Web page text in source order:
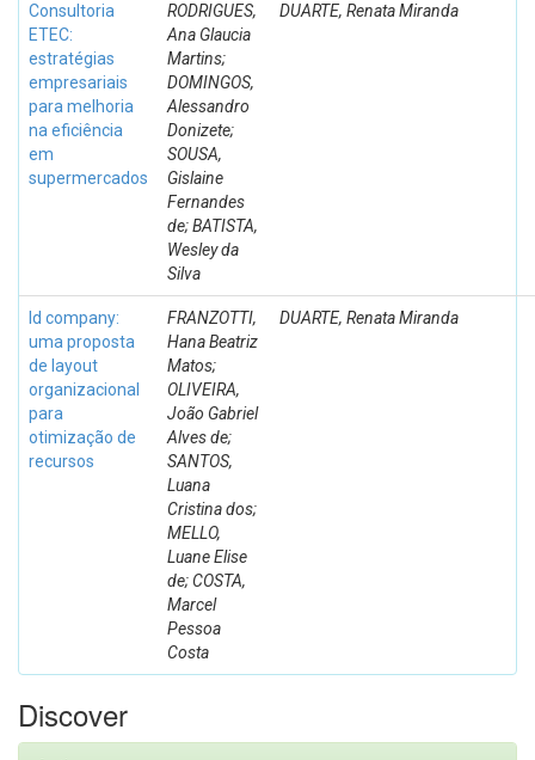
Consultoria
ETEC:
estratégias
empresariais
para melhoria
na eficiência
em
supermercados
RODRIGUES,
Ana Glaucia
Martins;
DOMINGOS,
Alessandro
Donizete;
SOUSA,
Gislaine
Fernandes
de; BATISTA,
Wesley da
Silva
DUARTE, Renata Miranda
Id company:
uma proposta
de layout
organizacional
para
otimização de
recursos
FRANZOTTI,
Hana Beatriz
Matos;
OLIVEIRA,
João Gabriel
Alves de;
SANTOS,
Luana
Cristina dos;
MELLO,
Luane Elise
de; COSTA,
Marcel
Pessoa
Costa
DUARTE, Renata Miranda
Discover